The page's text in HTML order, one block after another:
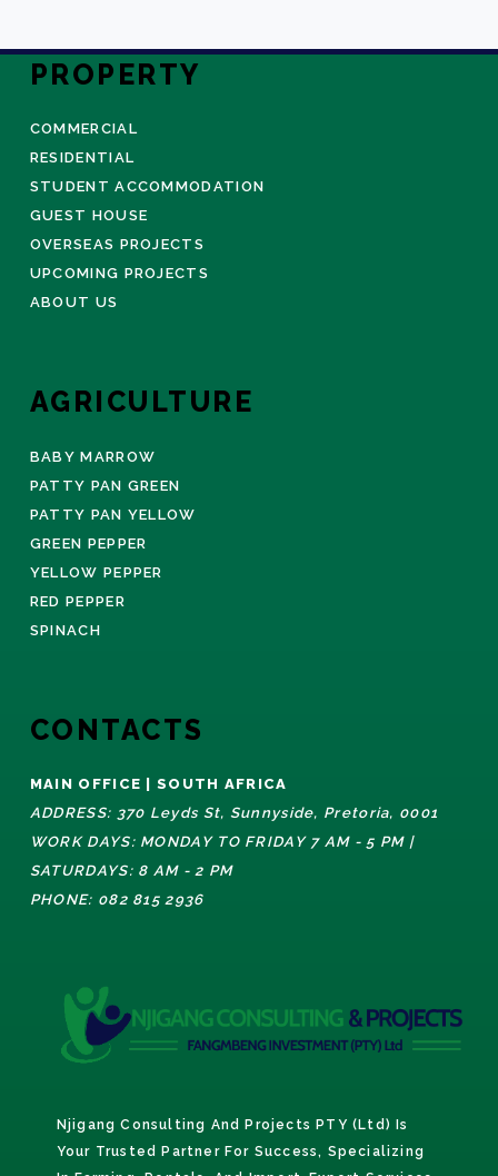
PROPERTY
COMMERCIAL
RESIDENTIAL
STUDENT ACCOMMODATION
GUEST HOUSE
OVERSEAS PROJECTS
UPCOMING PROJECTS
ABOUT US
AGRICULTURE
BABY MARROW
PATTY PAN GREEN
PATTY PAN YELLOW
GREEN PEPPER
YELLOW PEPPER
RED PEPPER
SPINACH
CONTACTS
MAIN OFFICE | SOUTH AFRICA
ADDRESS: 370 Leyds St, Sunnyside, Pretoria, 0001
WORK DAYS: MONDAY TO FRIDAY 7 AM - 5 PM |
SATURDAYS: 8 AM - 2 PM
PHONE: 082 815 2936
Njigang Consulting And Projects PTY (Ltd) Is
Your Trusted Partner For Success, Specializing